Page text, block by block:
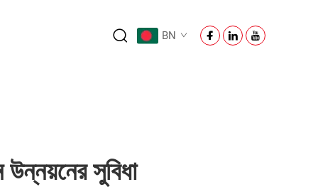
BN
উন্নয়নের সুবিধা